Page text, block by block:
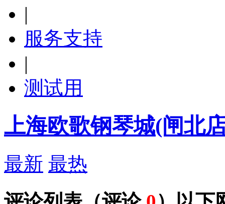
|
服务支持
|
测试用
上海欧歌钢琴城(闸北
最新 最热